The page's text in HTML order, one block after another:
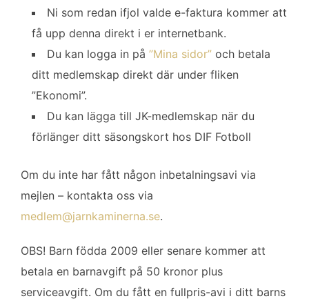
Ni som redan ifjol valde e-faktura kommer att
få upp denna direkt i er internetbank.
Du kan logga in på ”Mina sidor” och betala
ditt medlemskap direkt där under fliken
”Ekonomi”.
Du kan lägga till JK-medlemskap när du
förlänger ditt säsongskort hos DIF Fotboll
Om du inte har fått någon inbetalningsavi via
mejlen – kontakta oss via
medlem@jarnkaminerna.se.
OBS! Barn födda 2009 eller senare kommer att
betala en barnavgift på 50 kronor plus
serviceavgift. Om du fått en fullpris-avi i ditt barns